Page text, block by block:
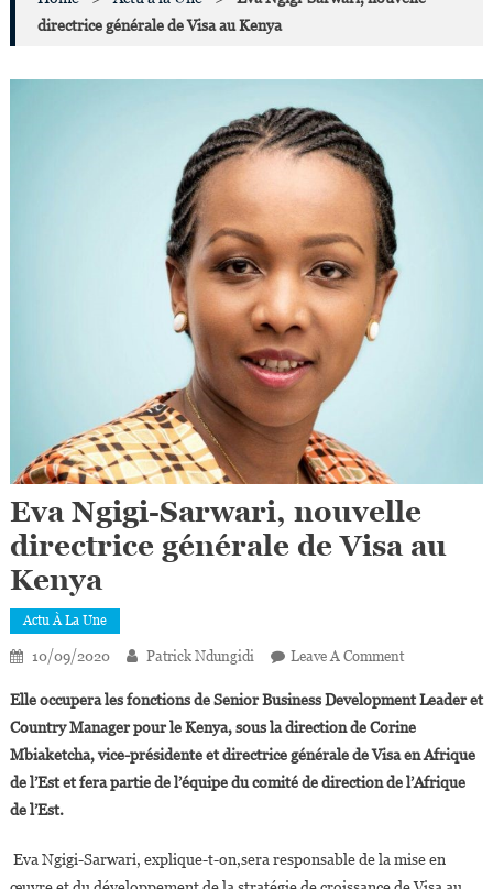
directrice générale de Visa au Kenya
Eva Ngigi-Sarwari, nouvelle
directrice générale de Visa au
Kenya
Actu À La Une
10/09/2020 Patrick Ndungidi Leave A CommentOn
Ngigi-
Sarwari,
Nouvelle
Directrice
Visa
Au
Elle occupera les fonctions de Senior Business Development Leader et
Country Manager pour le Kenya, sous la direction de Corine
Mbiaketcha, vice-présidente et directrice générale de Visa en Afrique
de l’Est et fera partie de l’équipe du comité de direction de l’Afrique
de l’Est.
Eva Ngigi-Sarwari, explique-t-on,sera responsable de la mise en